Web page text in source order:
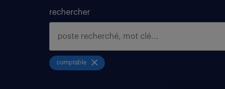
rechercher
comptable